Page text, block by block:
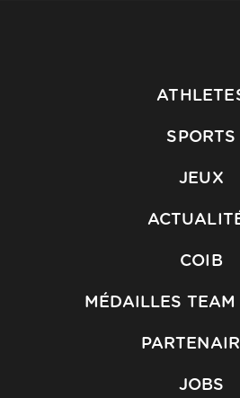
SPORTS
JEUX
COIB
MÉDAILLES TEAM
JOBS